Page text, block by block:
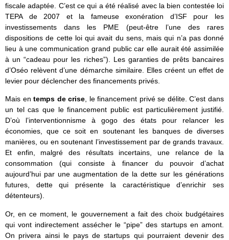
fiscale adaptée. C’est ce qui a été réalisé avec la bien contestée loi
TEPA de 2007 et la fameuse exonération d’ISF pour les
investissements dans les PME (peut-être l’une des rares
dispositions de cette loi qui avait du sens, mais qui n’a pas donné
lieu à une communication grand public car elle aurait été assimilée
à un “cadeau pour les riches”). Les garanties de prêts bancaires
d’Oséo relèvent d’une démarche similaire. Elles créent un effet de
levier pour déclencher des financements privés.
Mais entemps de crise, le financement privé se délite. C’est dans
un tel cas que le financement public est particulièrement justifié.
D’où l’interventionnisme à gogo des états pour relancer les
économies, que ce soit en soutenant les banques de diverses
manières, ou en soutenant l’investissement par de grands travaux.
Et enfin, malgré des résultats incertains, une relance de la
consommation (qui consiste à financer du pouvoir d’achat
aujourd’hui par une augmentation de la dette sur les générations
futures, dette qui présente la caractéristique d’enrichir ses
détenteurs).
Or, en ce moment, le gouvernement a fait des choix budgétaires
qui vont indirectement assécher le “pipe” des startups en amont.
On privera ainsi le pays de startups qui pourraient devenir des